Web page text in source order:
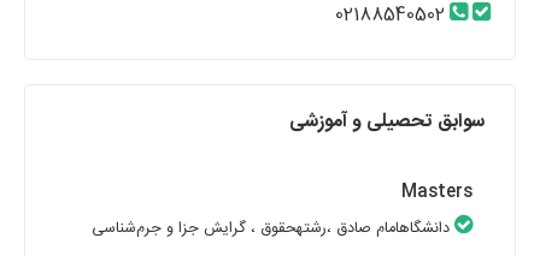
02188540502
سوابق تحصیلی و آموزشی
Masters
دانشگاهامام صادق ،رشتهحقوق ، گرایش جزا و جرم‌شناسی